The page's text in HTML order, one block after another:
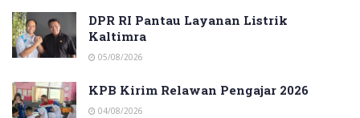
DPR RI Pantau Layanan Listrik
Kaltimra
05/08/2026
KPB Kirim Relawan Pengajar 2026
04/08/2026